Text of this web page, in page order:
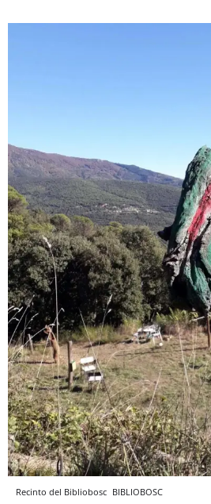
Recinto del Bibliobosc BIBLIOBOSC